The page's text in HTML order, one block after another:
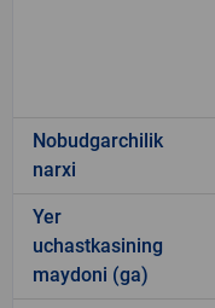
Nobudgarchilik
narxi
Yer
uchastkasining
maydoni (ga)